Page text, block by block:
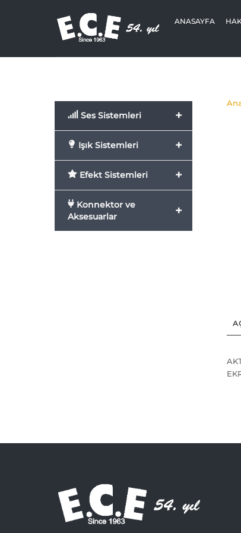
ANASAYFA
+
Ses Sistemleri
+
Işık Sistemleri
+
Efekt Sistemleri
+
Konnektor ve
Aksesuarlar